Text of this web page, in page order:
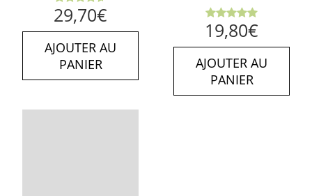
Note
4.64sur
5
29,70€
AJOUTER AU
PANIER
Note5.00
sur 5
19,80€
AJOUTER AU
PANIER